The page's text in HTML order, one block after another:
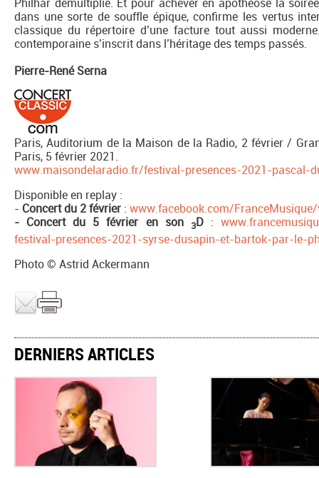
dans une sorte de souffle épique, confirme les vertus
classique du répertoire d’une facture tout aussi
contemporaine s’inscrit dans l’héritage des temps passés.
Pierre-René Serna
Paris, Auditorium de la Maison de la Radio, 2 février /
Paris, 5 février 2021.
www.maisondelaradio.fr/festival-presences-2021-pascal-
Disponible en replay :
- Concert du 2 février : www.facebook.com/
- Concert du 5 février en son
3D:
festival-presences-2021-syrse-dusapin-et-bartok-par-le-
Photo © Astrid Ackermann
DERNIERS ARTICLES